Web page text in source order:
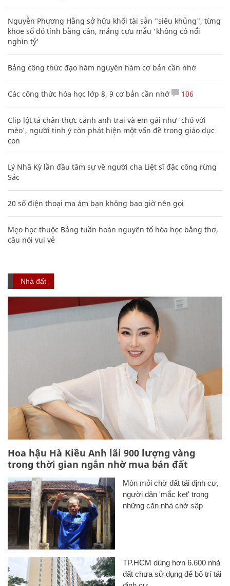
Nguyễn Phương Hằng sở hữu khối tài sản "siêu khủng", từng
khoe sổ đỏ tính bằng cân, mắng cựu mẫu 'không có nổi
nghìn tỷ'
Bảng công thức đạo hàm nguyên hàm cơ bản cần nhớ
Các công thức hóa học lớp 8, 9 cơ bản cần nhớ 106
Clip lột tả chân thực cảnh anh trai và em gái như 'chó với
mèo', người tinh ý còn phát hiện một vấn đề trong giáo dục
con
Lý Nhã Kỳ lần đầu tâm sự về người cha Liệt sĩ đặc công rừng
Sác
20 số điện thoại ma ám bạn không bao giờ nên gọi
Mẹo học thuộc Bảng tuần hoàn nguyên tố hóa học bằng thơ,
câu nói vui vẻ
Nhà đất
Hoa hậu Hà Kiều Anh lãi 900 lượng vàng
trong thời gian ngắn nhờ mua bán đất
Mòn mỏi chờ đất tái định cư,
người dân 'mắc kẹt' trong
những căn nhà chờ sập
TP.HCM dùng hơn 6.600 nhà
đất chưa sử dụng để bố trí tái